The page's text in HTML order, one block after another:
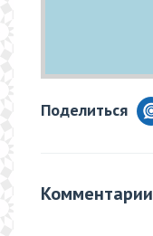
Поделиться
Комментарии